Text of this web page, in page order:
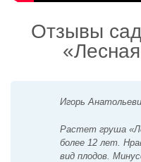
Отзывы
Игорь
Растет груша
более 12 лет.
вид плодов.